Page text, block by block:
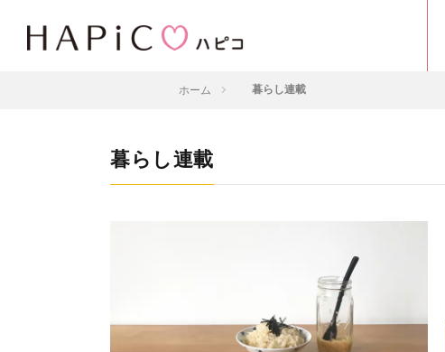
ホーム 暮らし連載
暮らし連載